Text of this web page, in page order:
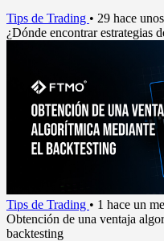
Tips de Trading • 29 hace
¿Dónde encontrar estrategias
Tips de Trading • 1 hace un
Obtención de una ventaja
backtesting